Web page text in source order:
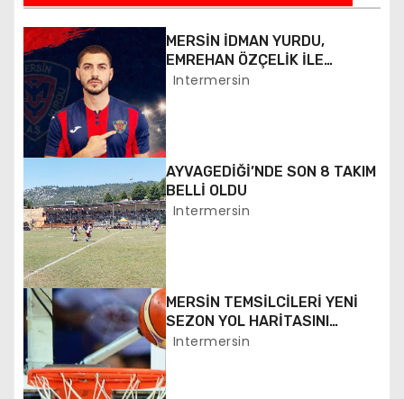
ı
g
e
z
i
n
m
e
s
i
MERSİN İDMAN YURDU,
EMREHAN ÖZÇELİK İLE
ANLAŞTI
Intermersin
AYVAGEDİĞİ’NDE SON 8 TAKIM
BELLİ OLDU
Intermersin
MERSİN TEMSİLCİLERİ YENİ
SEZON YOL HARİTASINI
BEKLİYOR
Intermersin